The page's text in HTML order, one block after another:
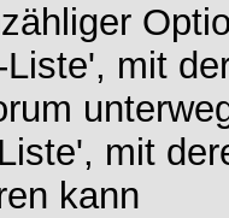
mit
mit
kann